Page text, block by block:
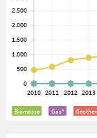
Biomasse Gas*